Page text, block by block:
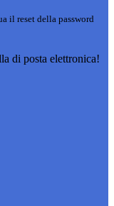
il reset della password
di posta elettronica!